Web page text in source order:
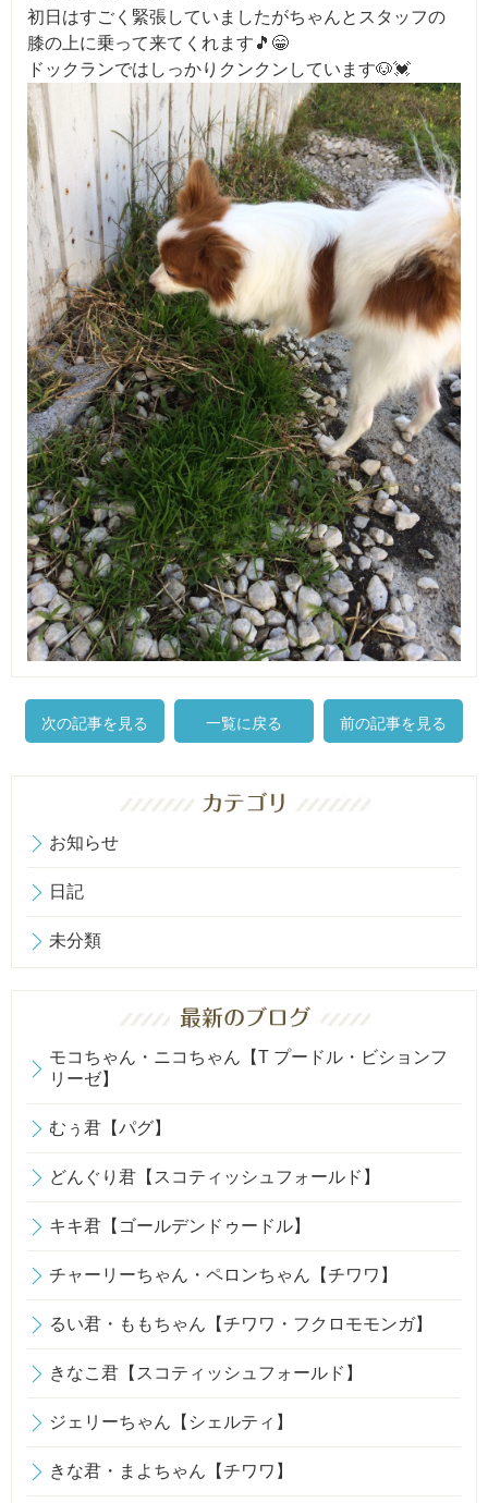
初日はすごく緊張していましたがちゃんとスタッフの
膝の上に乗って来てくれます🎵😁
ドックランではしっかりクンクンしています🐶💓
次の記事を見る 一覧に戻る 前の記事を見る
お知らせ
日記
未分類
モコちゃん・ニコちゃん【T プードル・ビションフ
リーゼ】
むぅ君【パグ】
どんぐり君【スコティッシュフォールド】
キキ君【ゴールデンドゥードル】
チャーリーちゃん・ペロンちゃん【チワワ】
るい君・ももちゃん【チワワ・フクロモモンガ】
きなこ君【スコティッシュフォールド】
ジェリーちゃん【シェルティ】
きな君・まよちゃん【チワワ】